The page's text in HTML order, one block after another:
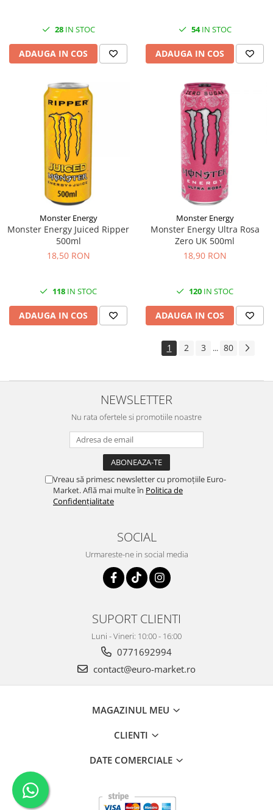
28IN STOC
ADAUGA IN COS
54IN STOC
ADAUGA IN COS
Monster Energy
Monster Energy Juiced Ripper
500ml
18,50 RON
118 IN STOC
ADAUGA IN COS
Monster Energy
Monster Energy Ultra Rosa
Zero UK 500ml
18,90 RON
120 IN STOC
ADAUGA IN COS
1 2 3 ... 80
NEWSLETTER
Nu rata ofertele si promotiile noastre
Vreau să primesc newsletter cu promoțiile Euro-
Market. Află mai multe în Politica de
Confidențialitate
SOCIAL
Urmareste-ne in social media
SUPORT CLIENTI
Luni - Vineri: 10:00 - 16:00
0771692994
contact@euro-market.ro
MAGAZINUL MEU
CLIENTI
DATE COMERCIALE